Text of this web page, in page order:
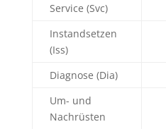
Service (Svc)
Instandsetzen
(Iss)
Diagnose (Dia)
Um- und
Nachrüsten